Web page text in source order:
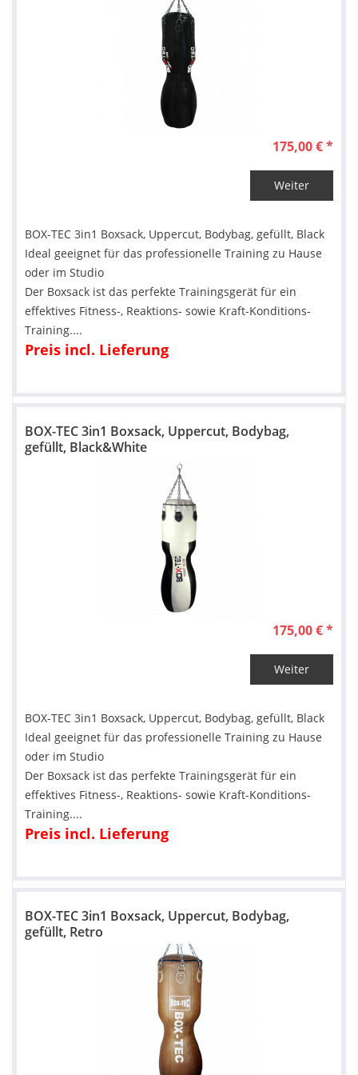
175,00 € *
Weiter
BOX-TEC 3in1 Boxsack, Uppercut, Bodybag, gefüllt, Black
Ideal geeignet für das professionelle Training zu Hause
oder im Studio
Der Boxsack ist das perfekte Trainingsgerät für ein
effektives Fitness-, Reaktions- sowie Kraft-Konditions-
Training....
Preis incl. Lieferung
BOX-TEC 3in1 Boxsack, Uppercut, Bodybag,
gefüllt, Black&White
175,00 € *
Weiter
BOX-TEC 3in1 Boxsack, Uppercut, Bodybag, gefüllt, Black
Ideal geeignet für das professionelle Training zu Hause
oder im Studio
Der Boxsack ist das perfekte Trainingsgerät für ein
effektives Fitness-, Reaktions- sowie Kraft-Konditions-
Training....
Preis incl. Lieferung
BOX-TEC 3in1 Boxsack, Uppercut, Bodybag,
gefüllt, Retro